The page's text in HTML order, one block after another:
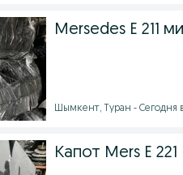
Mersedes E 211
Шымкент, Туран - Сегодня
Капот Mers E 221